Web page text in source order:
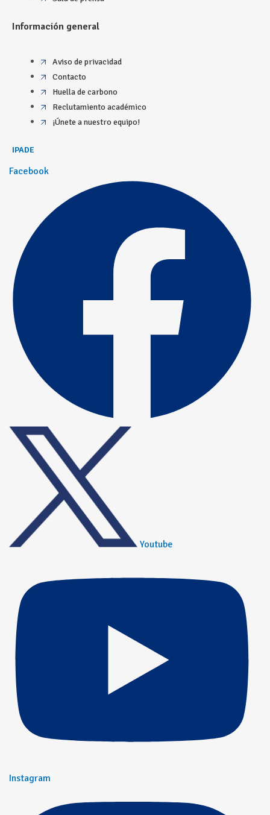
Información general
Aviso de privacidad
Contacto
Huella de carbono
Reclutamiento académico
¡Únete a nuestro equipo!
IPADE
Facebook
Youtube
Instagram